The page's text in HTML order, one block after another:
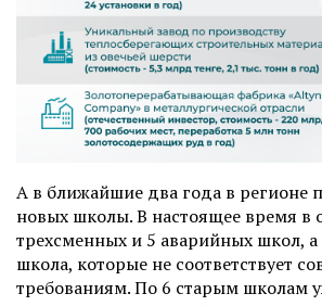
А в ближайшие два года в регионе
новых школы. В настоящее время в
трехсменных и 5 аварийных школ, а
школа, которые не соответствует
требованиям. По 6 старым школам